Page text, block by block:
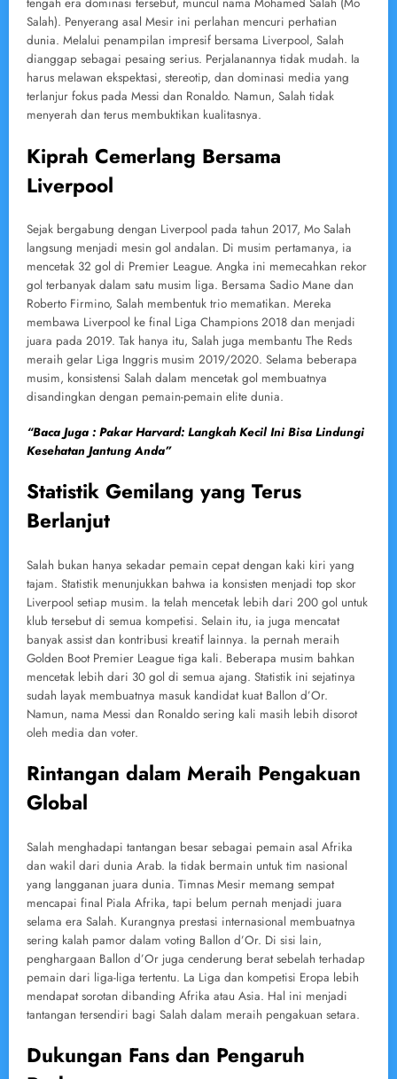
tengah era dominasi tersebut, muncul nama Mohamed Salah (Mo
Salah). Penyerang asal Mesir ini perlahan mencuri perhatian
dunia. Melalui penampilan impresif bersama Liverpool, Salah
dianggap sebagai pesaing serius. Perjalanannya tidak mudah. Ia
harus melawan ekspektasi, stereotip, dan dominasi media yang
terlanjur fokus pada Messi dan Ronaldo. Namun, Salah tidak
menyerah dan terus membuktikan kualitasnya.
Kiprah Cemerlang Bersama
Liverpool
Sejak bergabung dengan Liverpool pada tahun 2017, Mo Salah
langsung menjadi mesin gol andalan. Di musim pertamanya, ia
mencetak 32 gol di Premier League. Angka ini memecahkan rekor
gol terbanyak dalam satu musim liga. Bersama Sadio Mane dan
Roberto Firmino, Salah membentuk trio mematikan. Mereka
membawa Liverpool ke final Liga Champions 2018 dan menjadi
juara pada 2019. Tak hanya itu, Salah juga membantu The Reds
meraih gelar Liga Inggris musim 2019/2020. Selama beberapa
musim, konsistensi Salah dalam mencetak gol membuatnya
disandingkan dengan pemain-pemain elite dunia.
“Baca Juga : Pakar Harvard: Langkah Kecil Ini Bisa Lindungi
Kesehatan Jantung Anda”
Statistik Gemilang yang Terus
Berlanjut
Salah bukan hanya sekadar pemain cepat dengan kaki kiri yang
tajam. Statistik menunjukkan bahwa ia konsisten menjadi top skor
Liverpool setiap musim. Ia telah mencetak lebih dari 200 gol untuk
klub tersebut di semua kompetisi. Selain itu, ia juga mencatat
banyak assist dan kontribusi kreatif lainnya. Ia pernah meraih
Golden Boot Premier League tiga kali. Beberapa musim bahkan
mencetak lebih dari 30 gol di semua ajang. Statistik ini sejatinya
sudah layak membuatnya masuk kandidat kuat Ballon d’Or.
Namun, nama Messi dan Ronaldo sering kali masih lebih disorot
oleh media dan voter.
Rintangan dalam Meraih Pengakuan
Global
Salah menghadapi tantangan besar sebagai pemain asal Afrika
dan wakil dari dunia Arab. Ia tidak bermain untuk tim nasional
yang langganan juara dunia. Timnas Mesir memang sempat
mencapai final Piala Afrika, tapi belum pernah menjadi juara
selama era Salah. Kurangnya prestasi internasional membuatnya
sering kalah pamor dalam voting Ballon d’Or. Di sisi lain,
penghargaan Ballon d’Or juga cenderung berat sebelah terhadap
pemain dari liga-liga tertentu. La Liga dan kompetisi Eropa lebih
mendapat sorotan dibanding Afrika atau Asia. Hal ini menjadi
tantangan tersendiri bagi Salah dalam meraih pengakuan setara.
Dukungan Fans dan Pengaruh